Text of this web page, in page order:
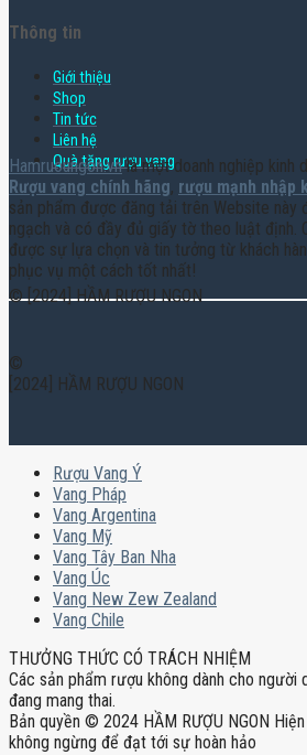
Thông tin
Giới thiệu
Shop
Tin tức
Liên hệ
Quà tặng rượu vang
Hamruoungon.vnlà một doanh nghiệp kinh
Rượu vang chính hãng, rượu mạnh nhập
sản phẩm được đăng tải trên Website này
ngạch và có đầy đủ giấy tờ theo luật định.
được sự lựa chọn và tin tưởng từ khách
phục vụ một cách tốt nhất!
© [2024] HẦM RƯỢU NGON
©
[2024] HẦM RƯỢU NGON
Rượu Vang Ý
Vang Pháp
Vang Argentina
Vang Mỹ
Vang Tây Ban Nha
Vang Úc
Vang New Zew Zealand
Vang Chile
THƯỞNG THỨC CÓ TRÁCH NHIỆM
Các sản phẩm rượu không dành cho người
đang mang thai.
Bản quyền © 2024 HẦM RƯỢU NGON
không ngừng để đạt tới sự hoàn hảo